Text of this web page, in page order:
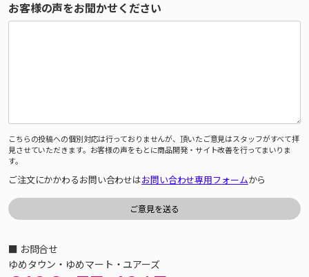
お客様の声をお聞かせください
こちらの投稿への個別対応は行っておりませんが、頂いたご意見はスタッフがすべて拝
見させていただきます。お客様の声をもとに商品開発・サイト改善を行ってまいりま
す。
ご注文にかかわるお問い合わせはお問い合わせ専用フォームから
■ お問合せ
ゆめタウン・ゆめマート・ユアーズ